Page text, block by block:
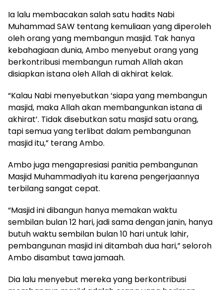
Ia lalu membacakan salah satu hadits Nabi
Muhammad SAW tentang kemuliaan yang diperoleh
oleh orang yang membangun masjid. Tak hanya
kebahagiaan dunia, Ambo menyebut orang yang
berkontribusi membangun rumah Allah akan
disiapkan istana oleh Allah di akhirat kelak.
“Kalau Nabi menyebutkan ‘siapa yang membangun
masjid, maka Allah akan membangunkan istana di
akhirat’. Tidak disebutkan satu masjid satu orang,
tapi semua yang terlibat dalam pembangunan
masjid itu,” terang Ambo.
Ambo juga mengapresiasi panitia pembangunan
Masjid Muhammadiyah itu karena pengerjaannya
terbilang sangat cepat.
“Masjid ini dibangun hanya memakan waktu
sembilan bulan 12 hari, jadi sama dengan janin, hanya
butuh waktu sembilan bulan 10 hari untuk lahir,
pembangunan masjid ini ditambah dua hari,” seloroh
Ambo disambut tawa jamaah.
Dia lalu menyebut mereka yang berkontribusi